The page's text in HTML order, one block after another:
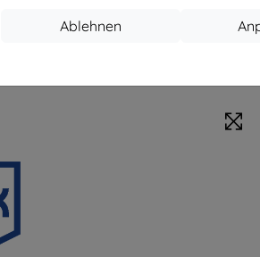
Ablehnen